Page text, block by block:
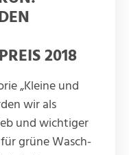
2018
„Kleine und
wir als
und wichtiger
grüne Wasch-